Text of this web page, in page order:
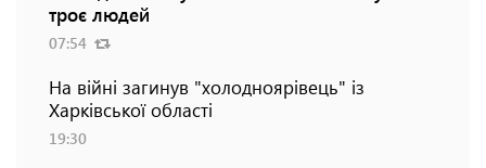
троє людей
07:54
На війні загинув "холодноярівець" із
Харківської області
19:30